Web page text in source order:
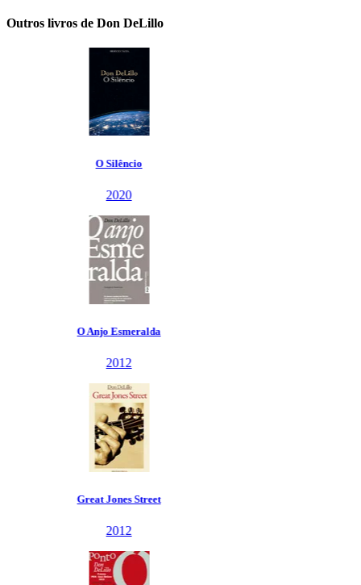
Outros livros de Don DeLillo